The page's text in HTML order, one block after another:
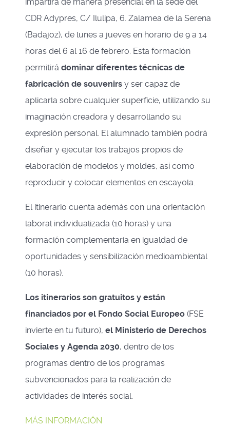
CDR Adypres, C/ Ilulipa, 6. Zalamea de la Serena
(Badajoz), de lunes a jueves en horario de 9 a 14
horas del 6 al 16 de febrero. Esta formación
permitirá dominar diferentes técnicas de
fabricación de souvenirs y ser capaz de
aplicarla sobre cualquier superficie, utilizando su
imaginación creadora y desarrollando su
expresión personal. El alumnado también podrá
diseñar y ejecutar los trabajos propios de
elaboración de modelos y moldes, así como
reproducir y colocar elementos en escayola.
El itinerario cuenta además con una orientación
laboral individualizada (10 horas) y una
formación complementaria en igualdad de
oportunidades y sensibilización medioambiental
(10 horas).
Los itinerarios son gratuitos y están
financiados por el Fondo Social Europeo (FSE
invierte en tu futuro), el Ministerio de Derechos
Sociales y Agenda 2030, dentro de los
programas dentro de los programas
subvencionados para la realización de
actividades de interés social.
MÁS INFORMACIÓN